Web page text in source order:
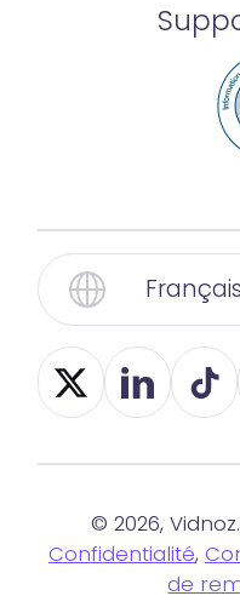
Français
© 2026,
Confidentialité,
de